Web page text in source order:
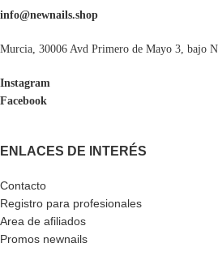
info@newnails.shop
Murcia, 30006 Avd Primero de Mayo 3, bajo
Instagram
Facebook
ENLACES DE INTERÉS
Contacto
Registro para profesionales
Area de afiliados
Promos newnails